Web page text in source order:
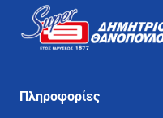
Πληροφορίες